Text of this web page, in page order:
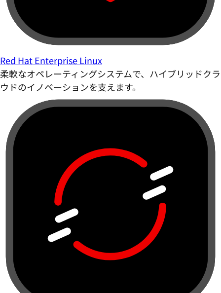
Red Hat Enterprise Linux
柔軟なオペレーティングシステムで、ハイブリッドクラ
ウドのイノベーションを支えます。